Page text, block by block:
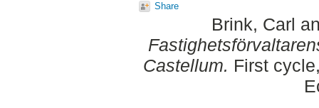
Share
Brink, Carl
Castellum. First